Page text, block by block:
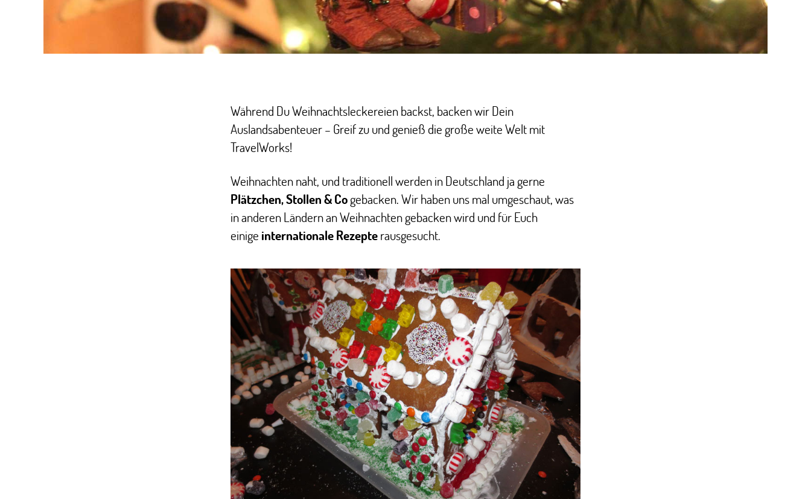
Während Du Weihnachtsleckereien backst, backen wir Dein
Auslandsabenteuer – Greif zu und genieß die große weite Welt mit
TravelWorks!
Weihnachten naht, und traditionell werden in Deutschland ja gerne
Plätzchen, Stollen & Cogebacken. Wir haben uns mal umgeschaut, was
in anderen Ländern an Weihnachten gebacken wird und für Euch
einige internationale Rezepterausgesucht.